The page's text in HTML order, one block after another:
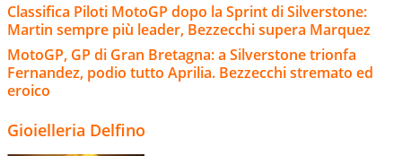
Classifica Piloti MotoGP dopo la Sprint di Silverstone:
Martin sempre più leader, Bezzecchi supera Marquez
MotoGP, GP di Gran Bretagna: a Silverstone trionfa
Fernandez, podio tutto Aprilia. Bezzecchi stremato ed
eroico
Gioielleria Delfino